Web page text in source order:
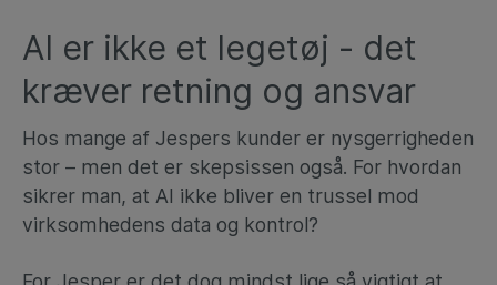
AI er ikke et legetøj - det
kræver retning og ansvar
Hos mange af Jespers kunder er nysgerrigheden
stor – men det er skepsissen også. For hvordan
sikrer man, at AI ikke bliver en trussel mod
virksomhedens data og kontrol?